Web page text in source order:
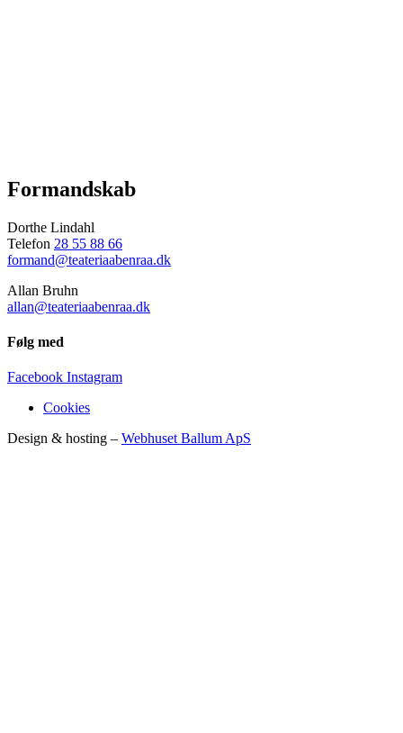
Formandskab
Dorthe Lindahl
Telefon 28 55 88 66
formand@teateriaabenraa.dk
Allan Bruhn
allan@teateriaabenraa.dk
Følg med
Facebook Instagram
Cookies
Design & hosting – Webhuset Ballum ApS